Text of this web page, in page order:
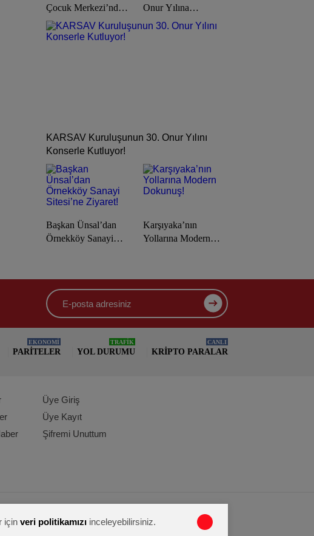
Çocuk Merkezi’nde
Yaz Tatili Dopdolu
Geçecek!
Onur Yılına
Muhteşem Kutlama!
KARSAV Kuruluşunun 30. Onur Yılını
Konserle Kutluyor!
Başkan Ünsal’dan
Örnekköy Sanayi
Karşıyaka’nın
Yollarına Modern
PARITELER
EKONOMİ
YOL DURUMU
TRAFİK
KRIPTO PARALAR
CANLI
Üye Giriş
Üye Kayıt
Şifremi Unuttum
için veri politikamızı inceleyebilirsiniz.